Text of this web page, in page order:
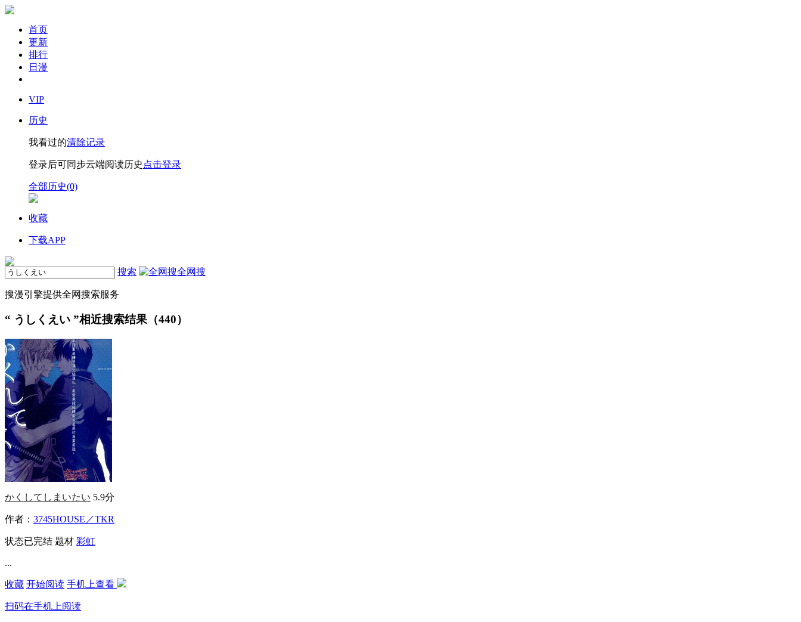
首页
更新
排行
日漫
VIP
历史
我看过的清除记录
登录后可同步云端阅读历史 点击登录
全部历史(0)
收藏
下载APP
搜索 全网搜
搜漫引擎提供全网搜索服务
“ うしくえい ”相近搜索结果（440）
かくしてしまいたい 5.9分
作者： 3745HOUSE／TKR
状态已完结 题材 彩虹
...
收藏 开始阅读 手机上查看
扫码在手机上阅读